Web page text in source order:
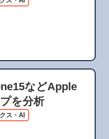
などApple
を分析
ス・AI